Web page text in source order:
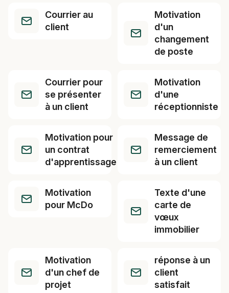
Courrier au
client
Motivation
d'un
changement
de poste
Courrier pour
se présenter
à un client
Motivation
d'une
réceptionniste
Motivation pour
un contrat
d'apprentissage
Message de
remerciement
à un client
Motivation
pour McDo
Texte d'une
carte de
vœux
immobilier
Motivation
d'un chef de
projet
réponse à un
client
satisfait